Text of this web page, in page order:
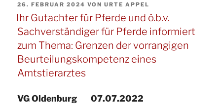
Kontakt
zu
Artgenossen.“
ö.b.v.
Sachverständiger
für
Pferde
informiert
Die
VERÖFFENTLICHT
AM
26. FEBRUAR 2024 VONURTE APPEL
Ihr Gutachter für Pferde und ö.b.v.
Sachverständiger für Pferde informiert
zum Thema: Grenzen der vorrangigen
Beurteilungskompetenz eines
Amtstierarztes
VG Oldenburg 07.07.2022